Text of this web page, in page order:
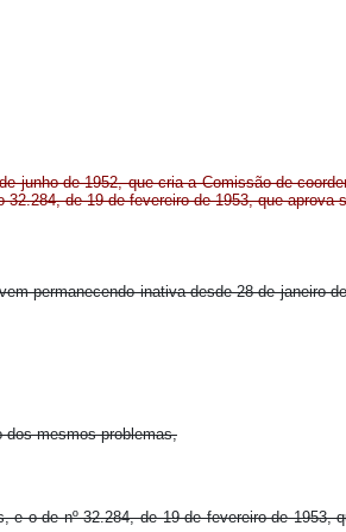
junho de 1952, que cria a Comissão de
de 19 de fevereiro de 1953, que aprova
permanecendo inativa desde 28 de janeiro
dos mesmos problemas,
o de nº 32.284, de 19 de fevereiro de 1953,